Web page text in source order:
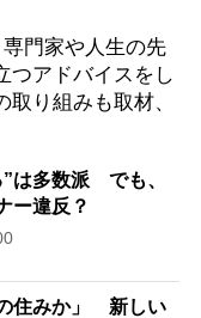
門家や人生の先
つアドバイスをし
り組みも取材、
は多数派 でも、
ー違反？
住みか」 新しい